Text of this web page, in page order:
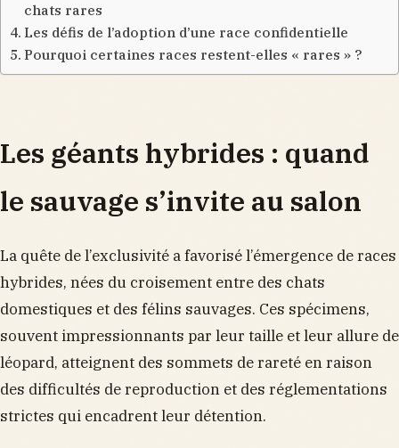
chats rares
Les défis de l’adoption d’une race confidentielle
Pourquoi certaines races restent-elles « rares » ?
Les géants hybrides : quand
le sauvage s’invite au salon
La quête de l’exclusivité a favorisé l’émergence de races
hybrides, nées du croisement entre des chats
domestiques et des félins sauvages. Ces spécimens,
souvent impressionnants par leur taille et leur allure de
léopard, atteignent des sommets de rareté en raison
des difficultés de reproduction et des réglementations
strictes qui encadrent leur détention.